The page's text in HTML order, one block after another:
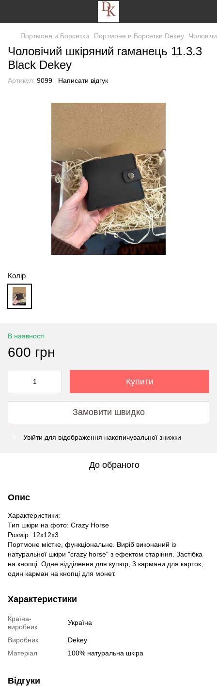
Портмоне и Борсетки Портмоне и Борсетки Dekey
Чоловічий шкіряний гаманець 11.3.3
Black Dekey
Артикул: 9099 Написати відгук
Колір
В наявності
600 грн
Купити
Замовити швидко
Увійти для відображення накопичувальної знижки
До обраного
Опис
Характеристики:
Тип шкіри на фото: Crazy Horse
Розмір: 12х12х3
Портмоне містке, функціональне. Виріб виконаний із
натуральної шкіри "crazy horse" з ефектом старіння. Застібка
на кнопці. Одне відділення для купюр, 3 кармани для карток,
один карман на кнопці для монет.
Характеристики
Країна-
виробник
Україна
Виробник
Dekey
Матеріал
100% натуральна шкіра
Відгуки